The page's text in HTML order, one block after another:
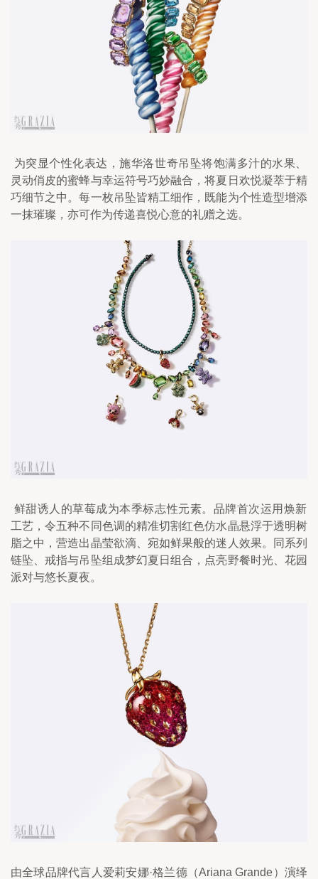
灵动俏皮的蜜蜂与幸运符号巧妙融合，将夏日欢悦凝萃于精
巧细节之中。每一枚吊坠皆精工细作，既能为个性造型增添
一抹璀璨，亦可作为传递喜悦心意的礼赠之选。
工艺，令五种不同色调的精准切割红色仿水晶悬浮于透明树
脂之中，营造出晶莹欲滴、宛如鲜果般的迷人效果。同系列
链坠、戒指与吊坠组成梦幻夏日组合，点亮野餐时光、花园
派对与悠长夏夜。
由全球品牌代言人爱莉安娜·格兰德（Ariana Grande）演绎